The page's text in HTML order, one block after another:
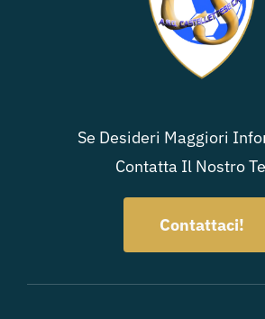
Se Desideri Maggiori
Contatta Il Nostro
Contattaci!